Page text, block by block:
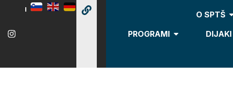
O SPTŠ
PROGRAMI
DIJAKI